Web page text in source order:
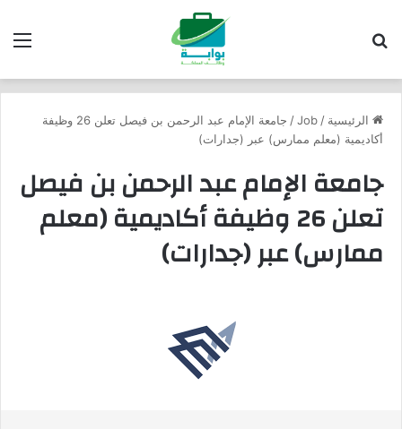
الرئيسية /
Job
/
جامعة الإمام عبد الرحمن بن فيصل تعلن 26 وظيفة
أكاديمية (معلم ممارس) عبر (جدارات)
جامعة الإمام عبد الرحمن بن فيصل
تعلن 26 وظيفة أكاديمية (معلم
ممارس) عبر (جدارات)